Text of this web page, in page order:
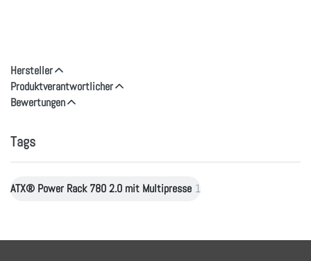
Hersteller
Produktverantwortlicher
Bewertungen
Tags
ATX® Power Rack 780 2.0 mit Multipresse 1